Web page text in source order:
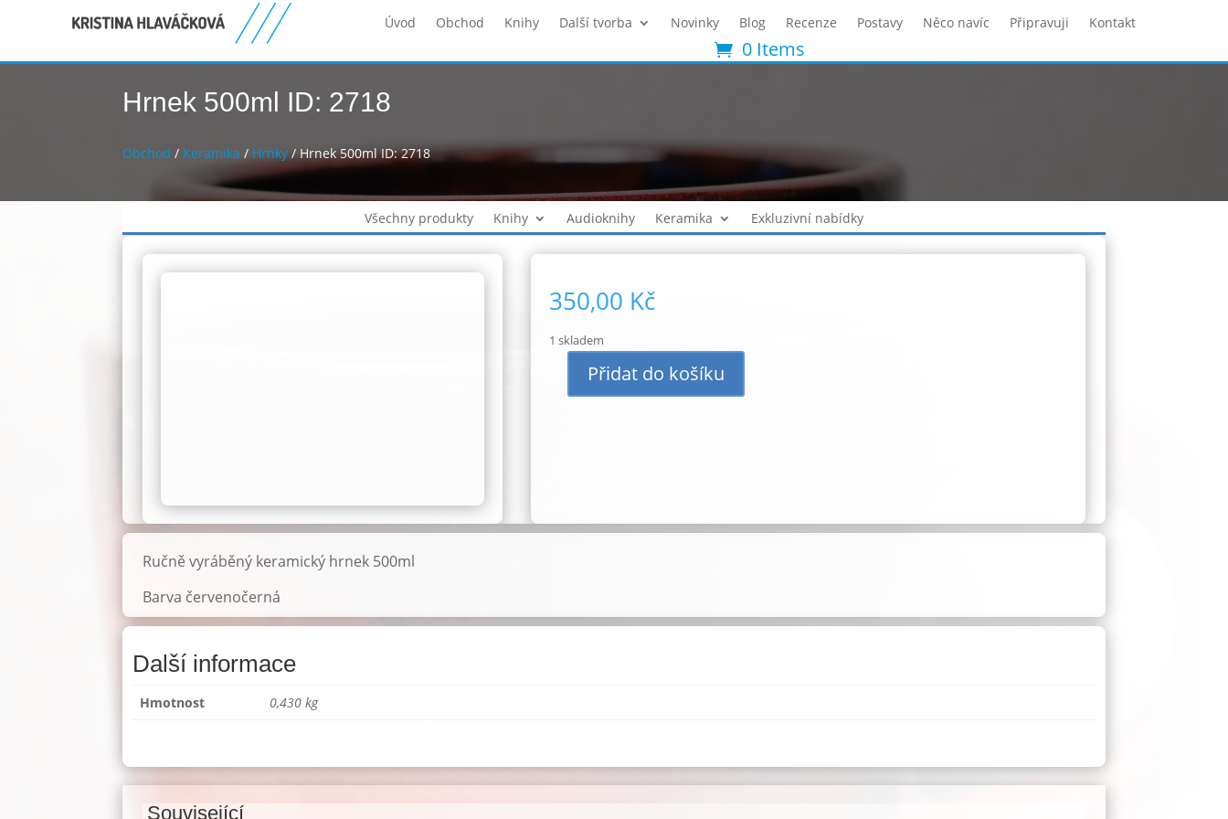
Úvod Obchod Knihy Další tvorba Novinky Blog Recenze Postavy Něco navíc Připravuji Kontakt
0 Items
Hrnek 500ml ID: 2718
Obchod / Keramika / Hrnky / Hrnek 500ml ID: 2718
Všechny produkty Knihy Audioknihy Keramika Exkluzivní nabídky
350,00 Kč
1 skladem
Přidat do košíku
Ručně vyráběný keramický hrnek 500ml
Barva červenočerná
Další informace
Hmotnost 0,430 kg
Související